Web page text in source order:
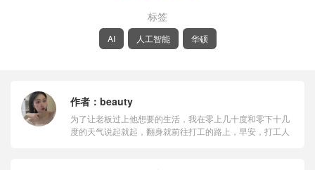
标签
AI 人工智能 华硕
作者： beauty
为了让老板过上他想要的生活，我在零上几十度和零下十几
度的天气说起就起，翻身就前往打工的路上，早安，打工人